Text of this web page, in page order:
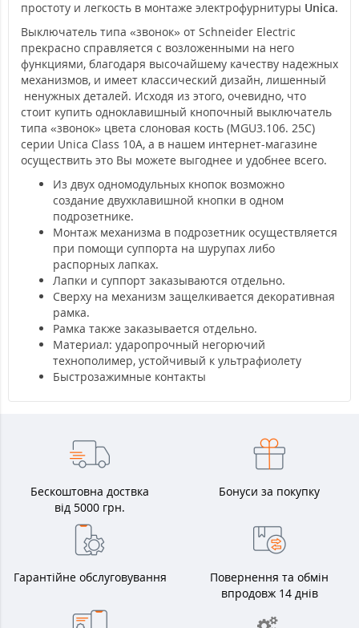
простоту и легкость в монтаже электрофурнитуры Unica.
Выключатель типа «звонок» от Schneider Electric
прекрасно справляется с возложенными на него
функциями, благодаря высочайшему качеству надежных
механизмов, и имеет классический дизайн, лишенный
ненужных деталей. Исходя из этого, очевидно, что
стоит купить одноклавишный кнопочный выключатель
типа «звонок» цвета слоновая кость (MGU3.106. 25C)
серии Unica Class 10А, а в нашем интернет-магазине
осуществить это Вы можете выгоднее и удобнее всего.
Из двух одномодульных кнопок возможно
создание двухклавишной кнопки в одном
подрозетнике.
Монтаж механизма в подрозетник осуществляется
при помощи суппорта на шурупах либо
распорных лапках.
Лапки и суппорт заказываются отдельно.
Сверху на механизм защелкивается декоративная
рамка.
Рамка также заказывается отдельно.
Материал: ударопрочный негорючий
технополимер, устойчивый к ультрафиолету
Быстрозажимные контакты
Бескоштовна доствка
від 5000 грн.
Бонуси за покупку
Гарантійне обслуговування
Повернення та обмін
впродовж 14 днів